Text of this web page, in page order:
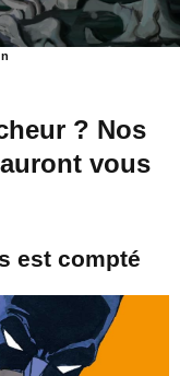
? Nos
vous
est compté